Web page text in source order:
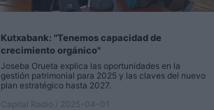
Kutxabank: "Tenemos capacidad de
crecimiento orgánico"
Joseba Orueta explica las oportunidades en la
gestión patrimonial para 2025 y las claves del nuevo
plan estratégico hasta 2027.
Capital Radio
/ 2025-04-01